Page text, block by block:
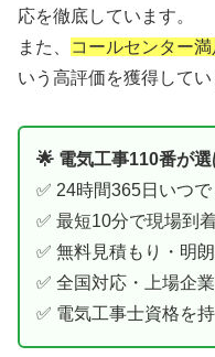
応を徹底しています。
また、
コールセンター
いう高評価を獲得してい
🌟 電気工事110番が
✅ 24時間365日いつ
✅ 最短10分で現場到
✅ 無料見積もり・明
✅ 全国対応・上場企
✅ 電気工事士資格を